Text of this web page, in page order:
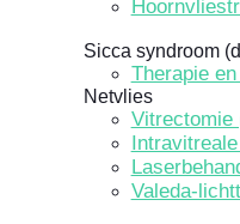
Sicca syndroom
Therapie
Netvlies
Vitrectomie
Valeda-